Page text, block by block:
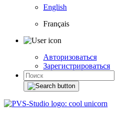
English
Français
Авторизоваться
Зарегистрироваться